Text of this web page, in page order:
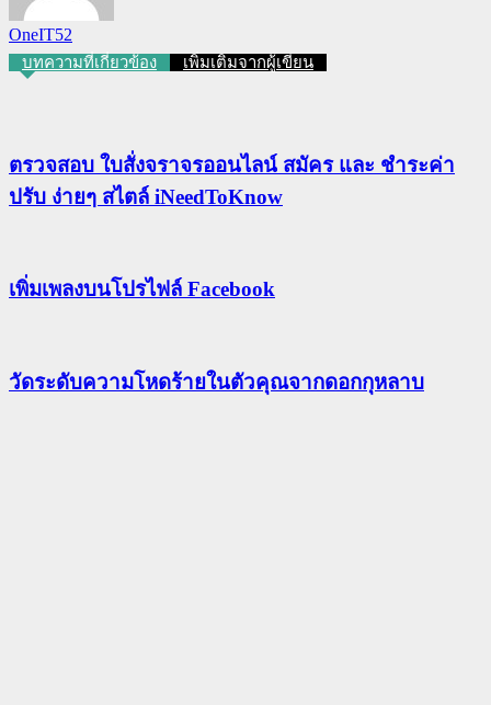
OneIT52
บทความที่เกี่ยวข้อง เพิ่มเติมจากผู้เขียน
ตรวจสอบ ใบสั่งจราจรออนไลน์ สมัคร และ ชำระค่า
ปรับ ง่ายๆ สไตล์ iNeedToKnow
เพิ่มเพลงบนโปรไฟล์ Facebook
วัดระดับความโหดร้ายในตัวคุณจากดอกกุหลาบ